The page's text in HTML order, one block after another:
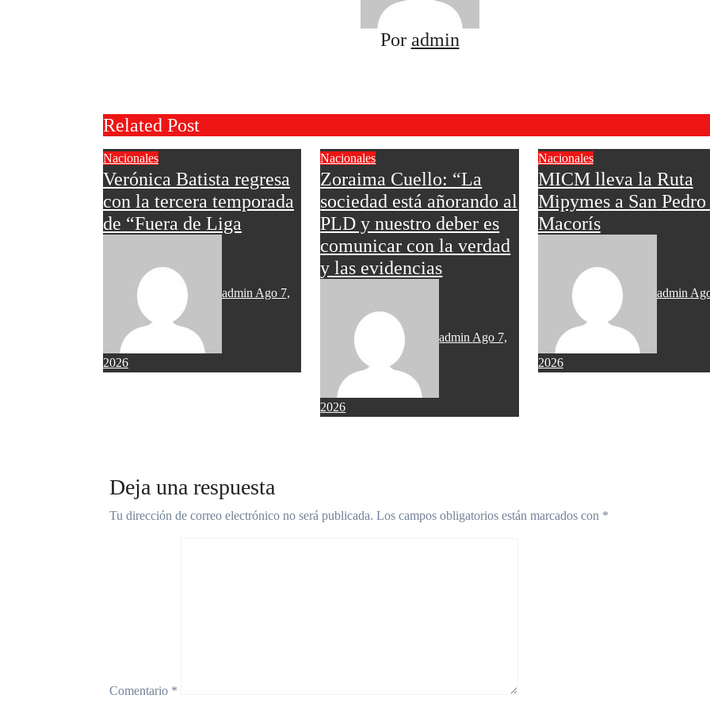
Por admin
Related Post
Nacionales
Verónica Batista regresa
con la tercera temporada
de “Fuera de Liga
admin Ago 7,
2026
Nacionales
Zoraima Cuello: “La
sociedad está añorando al
PLD y nuestro deber es
comunicar con la verdad
y las evidencias
admin Ago 7,
2026
Nacionales
MICM lleva la Ruta
Mipymes a San Pedro
Macorís
admin
2026
Deja una respuesta
Tu dirección de correo electrónico no será publicada. Los campos obligatorios están marcados con *
Comentario *